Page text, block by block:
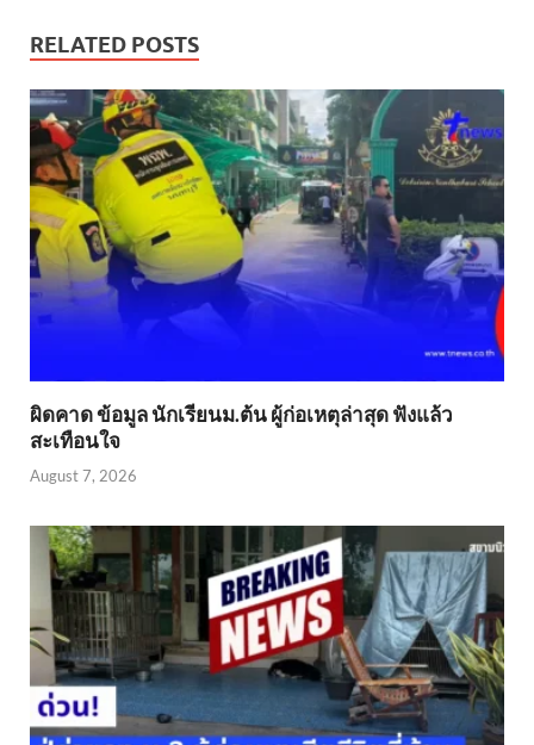
RELATED POSTS
ผิดคาด ข้อมูล นักเรียนม.ต้น ผู้ก่อเหตุล่าสุด ฟังแล้ว
สะเทือนใจ
August 7, 2026